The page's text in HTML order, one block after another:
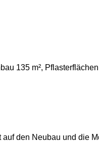
135 m²,
auf den Neubau und die